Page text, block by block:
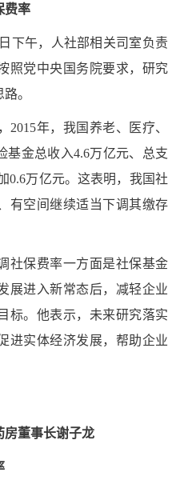
费率
午，人社部相关司室负责
照党中央国务院要求，研究
。
年，我国养老、医疗、
基金总收入4.6万亿元、总支
0.6万亿元。这表明，我国社
有空间继续适当下调其缴存
保费率一方面是社保基金
展进入新常态后，减轻企业
标。他表示，未来研究落实
进实体经济发展，帮助企业
房董事长谢子龙